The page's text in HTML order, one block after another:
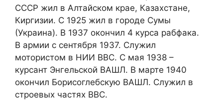
СССР жил в Алтайском крае, Казахстане,
Киргизии. С 1925 жил в городе Сумы
(Украина). В 1937 окончил 4 курса рабфака.
В армии с сентября 1937. Служил
мотористом в НИИ ВВС. С мая 1938 –
курсант Энгельской ВАШЛ. В марте 1940
окончил Борисоглебскую ВАШЛ. Служил в
строевых частях ВВС.